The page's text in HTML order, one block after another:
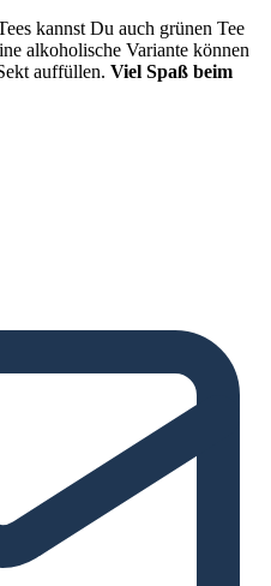
kannst Du auch grünen Tee
alkoholische Variante können
auffüllen. Viel Spaß beim